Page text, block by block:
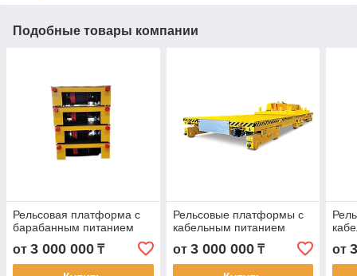
Подобные товары компании
Рельсовая платформа с
барабанным питанием
от 3 000 000 ₸
Рельсовые платформы с
кабельным питанием
от 3 000 000₸ от